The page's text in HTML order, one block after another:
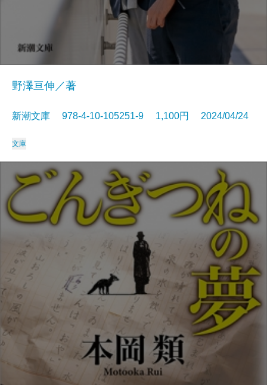
野澤亘伸／著
新潮文庫 978-4-10-105251-9 1,100円 2024/04/24
文庫